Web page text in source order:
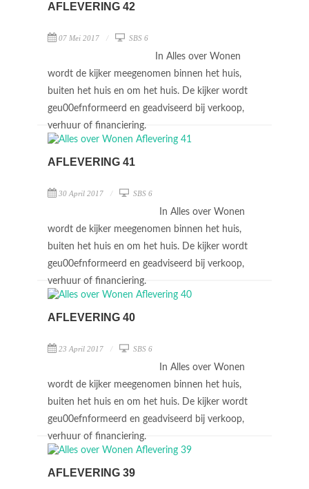
AFLEVERING 42
07 Mei 2017 SBS 6
In Alles over Wonen
wordt de kijker meegenomen binnen het huis,
buiten het huis en om het huis. De kijker wordt
geu00efnformeerd en geadviseerd bij verkoop,
verhuur of financiering.
AFLEVERING 41
30 April 2017 SBS 6
In Alles over Wonen
wordt de kijker meegenomen binnen het huis,
buiten het huis en om het huis. De kijker wordt
geu00efnformeerd en geadviseerd bij verkoop,
verhuur of financiering.
AFLEVERING 40
23 April 2017 SBS 6
In Alles over Wonen
wordt de kijker meegenomen binnen het huis,
buiten het huis en om het huis. De kijker wordt
geu00efnformeerd en geadviseerd bij verkoop,
verhuur of financiering.
AFLEVERING 39